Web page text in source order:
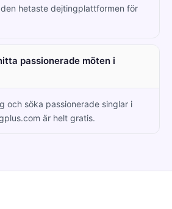
hetaste dejtingplattformen för
passionerade möten i
och söka passionerade singlar i
är helt gratis.